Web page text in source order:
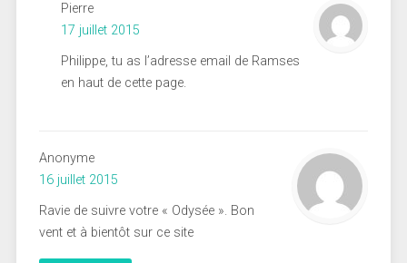
Pierre
17 juillet 2015
Philippe, tu as l’adresse email de Ramses
en haut de cette page.
Anonyme
16 juillet 2015
Ravie de suivre votre « Odysée ». Bon
vent et à bientôt sur ce site